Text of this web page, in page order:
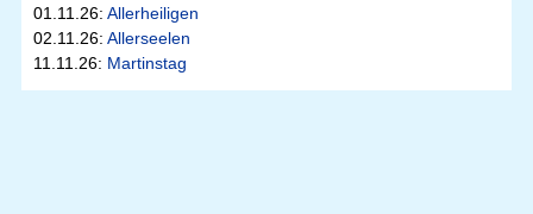
01.11.26: Allerheiligen
02.11.26: Allerseelen
11.11.26: Martinstag